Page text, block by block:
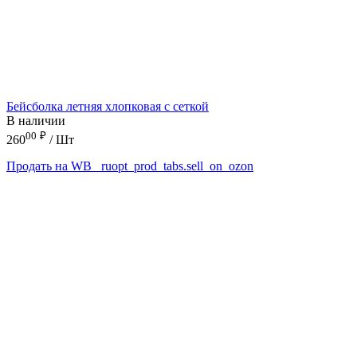
Бейсболка летняя хлопковая с сеткой
В наличии
26000 ₽ / Шт
Продать на WB
_ruopt_prod_tabs.sell_on_ozon